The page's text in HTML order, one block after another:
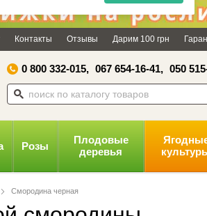
сайту megasad.net
вам сповіщення на
Заборонити Дозволити
×
Контакты Отзывы Дарим 100 грн
0 800 332-015, 067 654-16-41, 050
Розы
Плодовые
деревья
Смородина черная